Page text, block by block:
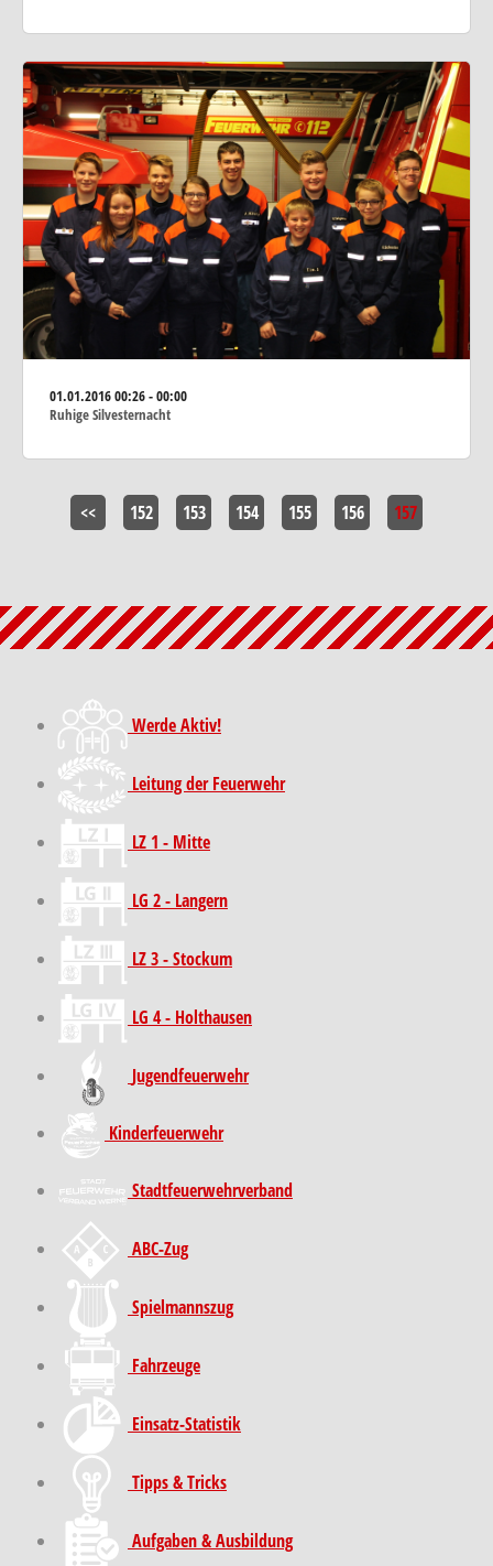
01.01.201600:26 - 00:00
Ruhige Silvesternacht
<< 152 153 154 155 156 157
Werde Aktiv!
Leitung der Feuerwehr
LZ 1 - Mitte
LG 2 - Langern
LZ 3 - Stockum
LG 4 - Holthausen
Jugendfeuerwehr
Kinder­feuer­wehr
Stadt­feuer­wehr­verband
ABC-Zug
Spielmannszug
Fahrzeuge
Einsatz-Statistik
Tipps & Tricks
Aufgaben & Ausbildung